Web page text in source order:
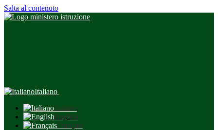
Salta al contenuto
Italiano
Italiano
English
Français